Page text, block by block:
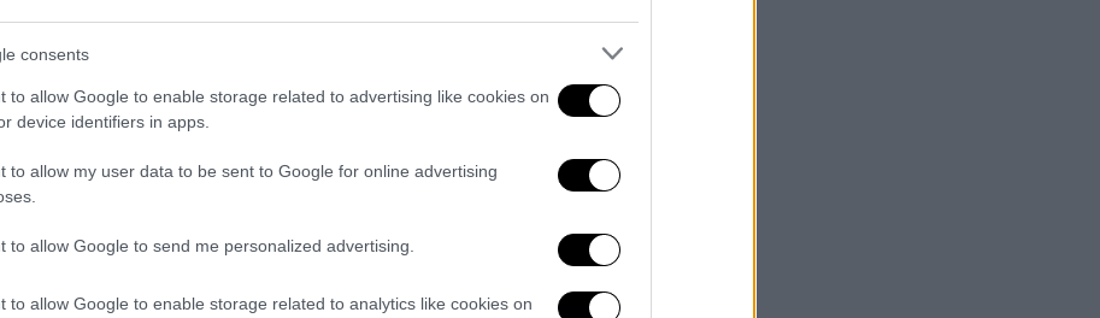
consents
to allow Google to enable storage related to advertising like cookies on
device identifiers in apps.
to allow my user data to be sent to Google for online advertising
to allow Google to send me personalized advertising.
to allow Google to enable storage related to analytics like cookies on
ευημερία του ελληνικού λαού, καθώς θα
όπως η γεωργία και ο τουρισμός»,
των επιπτώσεων της κλιματικής
μας πολιτικών».